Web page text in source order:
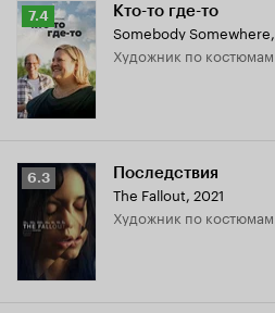
Рейтинг
Кинопоиска
7.4
7.4 Кто-то где-то
Somebody Somewhere,
Художник по костюмам
Рейтинг
Кинопоиска
6.3
6.3 Последствия
The Fallout, 2021
Художник по костюмам